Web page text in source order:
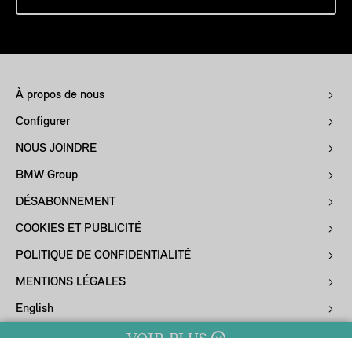
À propos de nous
Configurer
NOUS JOINDRE
BMW Group
DÉSABONNEMENT
COOKIES ET PUBLICITÉ
POLITIQUE DE CONFIDENTIALITÉ
MENTIONS LÉGALES
English